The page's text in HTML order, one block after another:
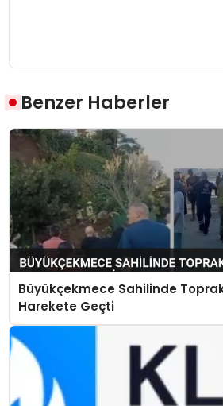
Benzer Haberler
Büyükçekmece Sahilinde
Harekete Geçti